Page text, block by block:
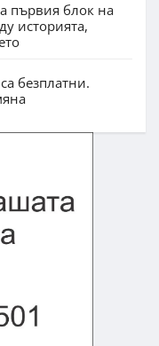
първия блок на
историята,
безплатни.